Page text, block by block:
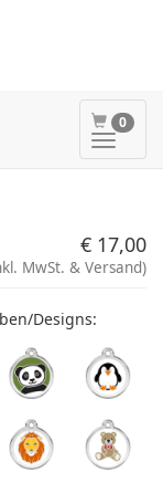
0
ein-/
€ 17,00
MwSt. & Versand)
Designs: